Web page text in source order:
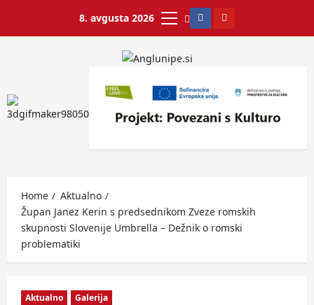
8. avgusta 2026
Home
Aktualno
Župan Janez Kerin s predsednikom Zveze romskih
skupnosti Slovenije Umbrella – Dežnik o romski
problematiki
Aktualno Galerija